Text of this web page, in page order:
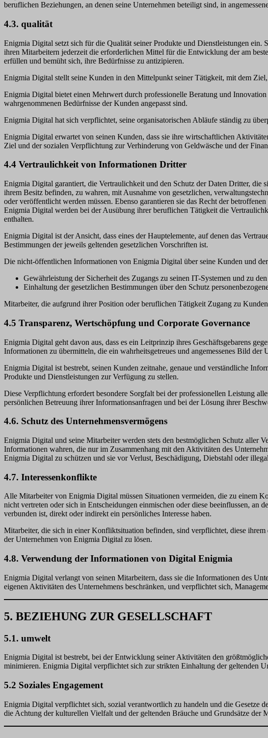
beruflichen Beziehungen, an denen seine Unternehmen beteiligt sind, in
4.3. qualität
Enigmia Digital setzt sich für die Qualität seiner Produkte und Dienstleistungen ein.
ihren Mitarbeitern jederzeit die erforderlichen Mittel für die Entwicklung der am
erfüllen und bemüht sich, ihre Bedürfnisse zu antizipieren.
Enigmia Digital stellt seine Kunden in den Mittelpunkt seiner Tätigkeit, mit dem
Enigmia Digital bietet einen Mehrwert durch professionelle Beratung und
wahrgenommenen Bedürfnisse der Kunden angepasst sind.
Enigmia Digital hat sich verpflichtet, seine organisatorischen Abläufe ständig zu
Enigmia Digital erwartet von seinen Kunden, dass sie ihre wirtschaftlichen
Ziel und der sozialen Verpflichtung zur Verhinderung von Geldwäsche und der
4.4 Vertraulichkeit von Informationen Dritter
Enigmia Digital garantiert, die Vertraulichkeit und den Schutz der Daten Dritter,
ihrem Besitz befinden, zu wahren, mit Ausnahme von gesetzlichen,
oder veröffentlicht werden müssen. Ebenso garantieren sie das Recht der
Enigmia Digital werden bei der Ausübung ihrer beruflichen Tätigkeit die
enthalten.
Enigmia Digital ist der Ansicht, dass eines der Hauptelemente, auf denen das
Bestimmungen der jeweils geltenden gesetzlichen Vorschriften ist.
Die nicht-öffentlichen Informationen von Enigmia Digital über seine Kunden und
Gewährleistung der Sicherheit des Zugangs zu seinen IT-Systemen und zu
Einhaltung der gesetzlichen Bestimmungen über den Schutz
Mitarbeiter, die aufgrund ihrer Position oder beruflichen Tätigkeit Zugang zu
4.5 Transparenz, Wertschöpfung und Corporate Governance
Enigmia Digital geht davon aus, dass es ein Leitprinzip ihres Geschäftsgebarens
Informationen zu übermitteln, die ein wahrheitsgetreues und angemessenes Bild
Enigmia Digital ist bestrebt, seinen Kunden zeitnahe, genaue und verständliche
Produkte und Dienstleistungen zur Verfügung zu stellen.
Diese Verpflichtung erfordert besondere Sorgfalt bei der professionellen Leistung
persönlichen Betreuung ihrer Informationsanfragen und bei der Lösung ihrer
4.6. Schutz des Unternehmensvermögens
Enigmia Digital und seine Mitarbeiter werden stets den bestmöglichen Schutz aller
Informationen wahren, die nur im Zusammenhang mit den Aktivitäten des
Enigmia Digital zu schützen und sie vor Verlust, Beschädigung, Diebstahl oder
4.7. Interessenkonflikte
Alle Mitarbeiter von Enigmia Digital müssen Situationen vermeiden, die zu einem
nicht vertreten oder sich in Entscheidungen einmischen oder diese beeinflussen,
verbunden ist, direkt oder indirekt ein persönliches Interesse haben.
Mitarbeiter, die sich in einer Konfliktsituation befinden, sind verpflichtet, diese
der Unternehmen von Enigmia Digital zu lösen.
4.8. Verwendung der Informationen von Digital Enigmia
Enigmia Digital verlangt von seinen Mitarbeitern, dass sie die Informationen des
eigenen Aktivitäten des Unternehmens beschränken, und verpflichtet sich,
5. BEZIEHUNG ZUR GESELLSCHAFT
5.1. umwelt
Enigmia Digital ist bestrebt, bei der Entwicklung seiner Aktivitäten den
minimieren. Enigmia Digital verpflichtet sich zur strikten Einhaltung der geltenden
5.2 Soziales Engagement
Enigmia Digital verpflichtet sich, sozial verantwortlich zu handeln und die Gesetze
die Achtung der kulturellen Vielfalt und der geltenden Bräuche und Grundsätze der